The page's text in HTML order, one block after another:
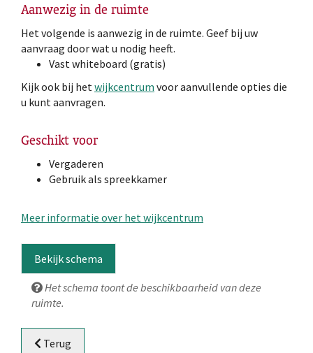
Aanwezig in de ruimte
Het volgende is aanwezig in de ruimte. Geef bij uw
aanvraag door wat u nodig heeft.
Vast whiteboard (gratis)
Kijk ook bij het wijkcentrum voor aanvullende opties die
u kunt aanvragen.
Geschikt voor
Vergaderen
Gebruik als spreekkamer
Meer informatie over het wijkcentrum
Bekijk schema
Het schema toont de beschikbaarheid van deze
ruimte.
Terug